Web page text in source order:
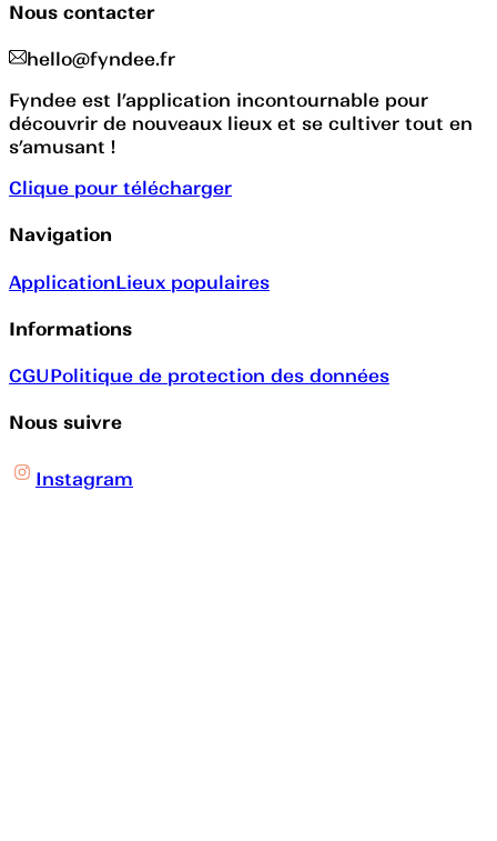
Nous contacter
hello@fyndee.fr
Fyndee est l’application incontournable pour
découvrir de nouveaux lieux et se cultiver tout en
s’amusant !
Clique pour télécharger
Navigation
ApplicationLieux populaires
Informations
CGUPolitique de protection des données
Nous suivre
Instagram